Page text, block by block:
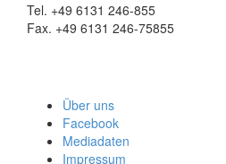
Tel. +49 6131 246-855
Fax. +49 6131 246-75855
Über uns
Facebook
Mediadaten
Impressum